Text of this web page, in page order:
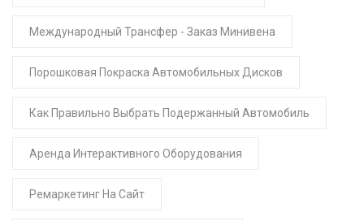
Международный Трансфер - Заказ Минивена
Порошковая Покраска Автомобильных Дисков
Как Правильно Выбрать Подержанный Автомобиль
Аренда Интерактивного Оборудования
Ремаркетинг На Сайт